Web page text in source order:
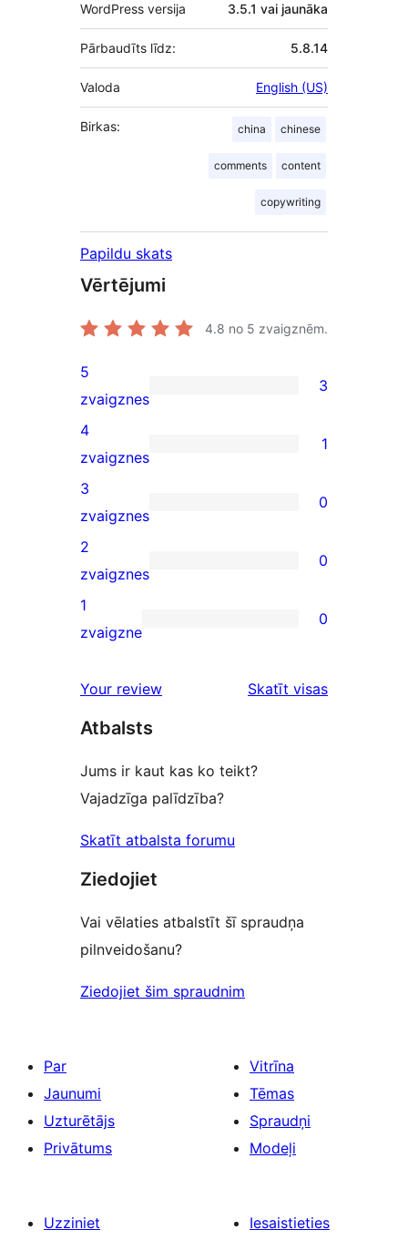
WordPress versija 3.5.1 vai jaunāka
Pārbaudīts līdz: 5.8.14
Valoda English (US)
Birkas: china chinese
comments content
copywriting
Papildu skats
Vērtējumi
4.8 no 5 zvaigznēm.
3
5-
star
reviews
5
zvaigznes
3
1
4-
star
review
4
zvaigznes
1
0
3-
star
reviews
3
zvaigznes
0
0
2-
star
2
zvaigznes
0
0
star
1
zvaigzne
0
Your review
Skatīt visas
Atbalsts
Jums ir kaut kas ko teikt?
Vajadzīga palīdzība?
Skatīt atbalsta forumu
Ziedojiet
Vai vēlaties atbalstīt šī spraudņa
pilnveidošanu?
Ziedojiet šim spraudnim
Par
Jaunumi
Uzturētājs
Privātums
Vitrīna
Tēmas
Spraudņi
Modeļi
Uzziniet
Iesaistieties